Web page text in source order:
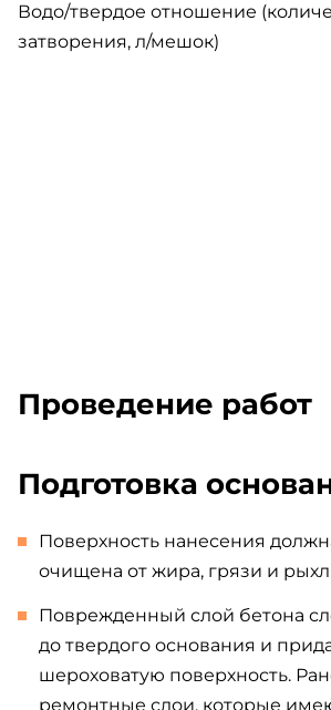
Водо/твердое отношение
затворения, л/мешок)
Проведение работ
Подготовка
Поверхность нанесения
очищена от жира, грязи и
Поврежденный слой бетона
до твердого основания и
шероховатую поверхность.
ремонтные слои, которые